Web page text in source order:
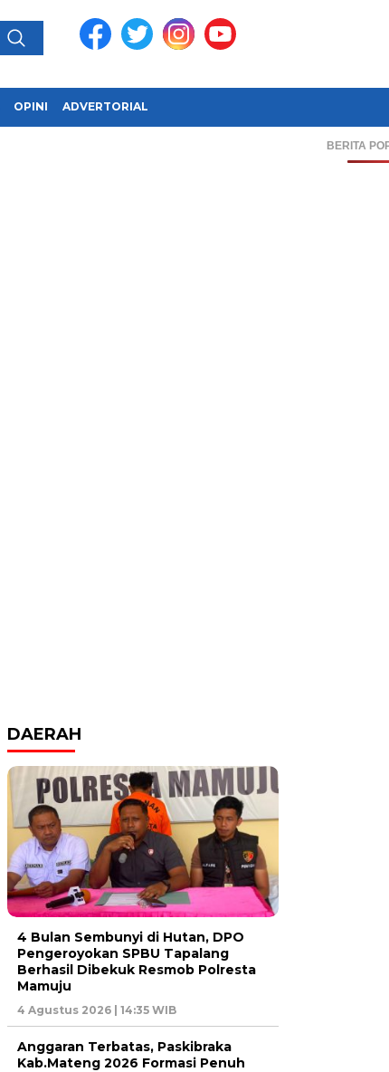
OPINI ADVERTORIAL
BERITA
DAERAH
4 Bulan Sembunyi di Hutan, DPO
Pengeroyokan SPBU Tapalang
Berhasil Dibekuk Resmob Polresta
Mamuju
4 Agustus 2026 | 14:35 WIB
Anggaran Terbatas, Paskibraka
Kab.Mateng 2026 Formasi Penuh